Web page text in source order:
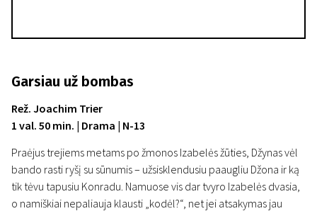
Garsiau už bombas
Rež. Joachim Trier
1 val. 50 min. | Drama | N-13
Praėjus trejiems metams po žmonos Izabelės žūties, Džynas vėl
bando rasti ryšį su sūnumis – užsisklendusiu paaugliu Džona ir ką
tik tėvu tapusiu Konradu. Namuose vis dar tvyro Izabelės dvasia,
o namiškiai nepaliauja klausti „kodėl?“, net jei atsakymas jau